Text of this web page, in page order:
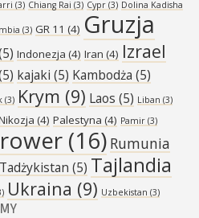
(3) Chiang Rai (3) Cypr (3) Dolina Kadisha
(3) GR 11 (4) Gruzja
Indonezja (4) Iran (4) Izrael
kajaki (5) Kambodża (5)
(3) Krym (9) Laos (5) Liban (3)
(4) Palestyna (4) Pamir (3)
rower (16) Rumunia
Tadżykistan (5) Tajlandia
Ukraina (9) Uzbekistan (3)